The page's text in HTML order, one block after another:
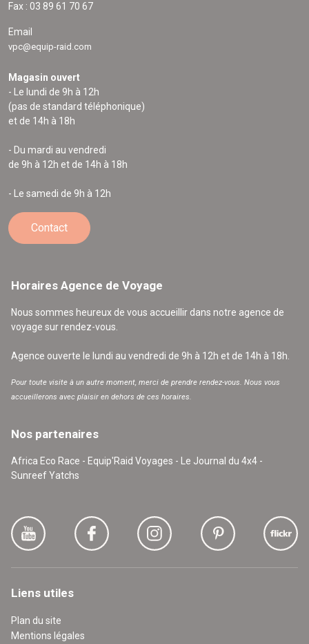
Fax : 03 89 61 70 67
Email
vpc@equip-raid.com
Magasin ouvert
- Le lundi de 9h à 12h
(pas de standard téléphonique)
et de 14h à 18h
- Du mardi au vendredi
de 9h à 12h et de 14h à 18h
- Le samedi de 9h à 12h
Contact
Horaires Agence de Voyage
Nous sommes heureux de vous accueillir dans notre agence de
voyage sur rendez-vous.
Agence ouverte le lundi au vendredi de 9h à 12h et de 14h à 18h.
Pour toute visite à un autre moment, merci de prendre rendez-vous. Nous vous
accueillerons avec plaisir en dehors de ces horaires.
Nos partenaires
Africa Eco Race - Equip'Raid Voyages - Le Journal du 4x4 -
Sunreef Yatchs
Liens utiles
Plan du site
Mentions légales